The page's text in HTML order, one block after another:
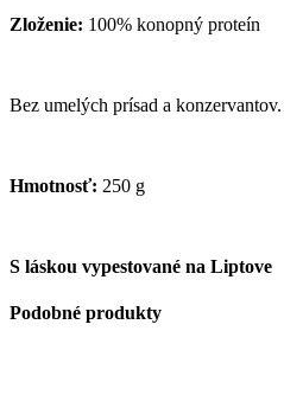
Zloženie: 100% konopný proteín
Bez umelých prísad a konzervantov.
Hmotnosť: 250 g
S láskou vypestované na Liptove
Podobné produkty